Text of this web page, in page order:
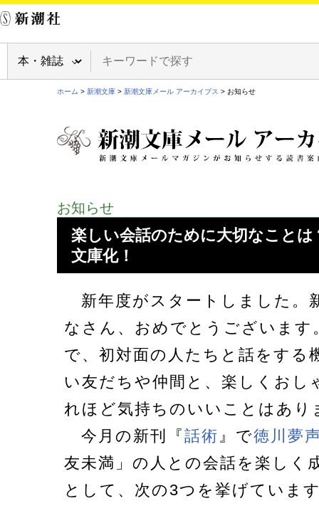
ホーム > 新潮文庫 > 新潮文庫メール アーカイブス > お知らせ
お知らせ
楽しい会話のために大切なこと
文庫化！
新年度がスタートしました。
なさん、おめでとうございます
で、初対面の人たちと話をする
い友だちや仲間と、楽しくおし
れほど気持ちのいいことはあり
今月の新刊『話術』で徳川夢
友未満」の人との会話を楽しく
として、次の3つを挙げていま